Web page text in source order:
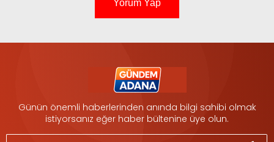
Yorum Yap
Günün önemli haberlerinden anında bilgi sahibi olmak
istiyorsanız eğer haber bültenine üye olun.